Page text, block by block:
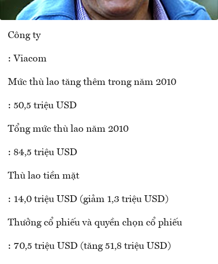
Công ty
: Viacom
Mức thù lao tăng thêm trong năm 2010
: 50,5 triệu USD
Tổng mức thù lao năm 2010
: 84,5 triệu USD
Thù lao tiền mặt
: 14,0 triệu USD (giảm 1,3 triệu USD)
Thưởng cổ phiếu và quyền chọn cổ phiếu
: 70,5 triệu USD (tăng 51,8 triệu USD)